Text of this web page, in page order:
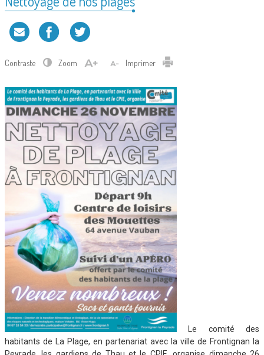
Contraste Zoom Imprimer
Le comité des
habitants de La Plage, en partenariat avec la ville de Frontignan la